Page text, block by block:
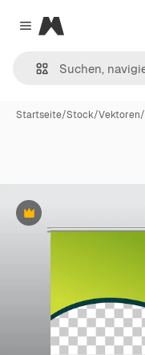
Close menu
Magnific
Startseite/Stock/Vektoren/
Premium